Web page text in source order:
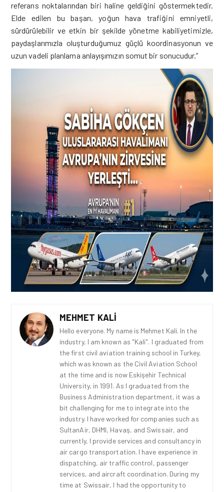
referans noktalarından biri haline geldiğini göstermektedir.
Elde edilen bu başarı, yoğun hava trafiğini emniyetli,
sürdürülebilir ve etkin bir şekilde yönetme kabiliyetimizle,
paydaşlarımızla oluşturduğumuz güçlü koordinasyonun ve
uzun vadeli planlama anlayışımızın somut bir sonucudur.”
MEHMET KALI
Hello everyone. My name is Mehmet Kali. In the
industry, I am known as "Kali". I graduated from
the first civil aviation training school in Turkey,
which was known as the Civil Aviation School
at the time and is now Eskişehir Technical
University, in 1991. As I graduated from the
Business Administration department, it was a
bit challenging for me to integrate into the
industry. I have worked for companies such as
SultanAir, DHMI, Havaş, and Swissair, and
currently, I provide services and consultancy in
air cargo transportation. I have experience in
dispatching, air traffic control, passenger
services, and aircraft coordination. During my
time at Swissair, I had the opportunity to